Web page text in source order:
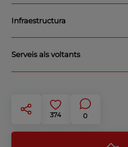
374 0
Infraestructura
Serveis als voltants